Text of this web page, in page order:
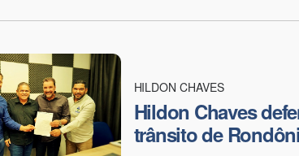
HILDON CHAVES
Hildon Chaves
trânsito de